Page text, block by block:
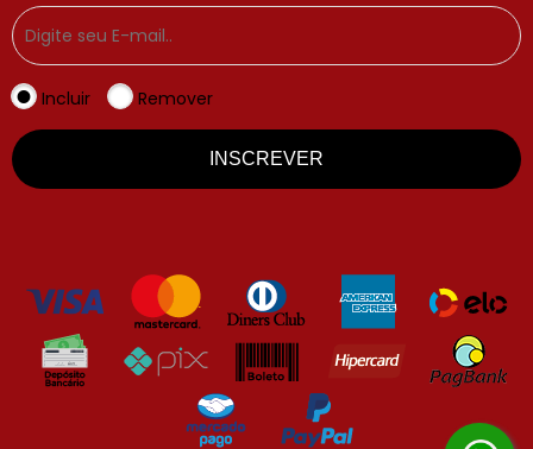
Incluir Remover
INSCREVER